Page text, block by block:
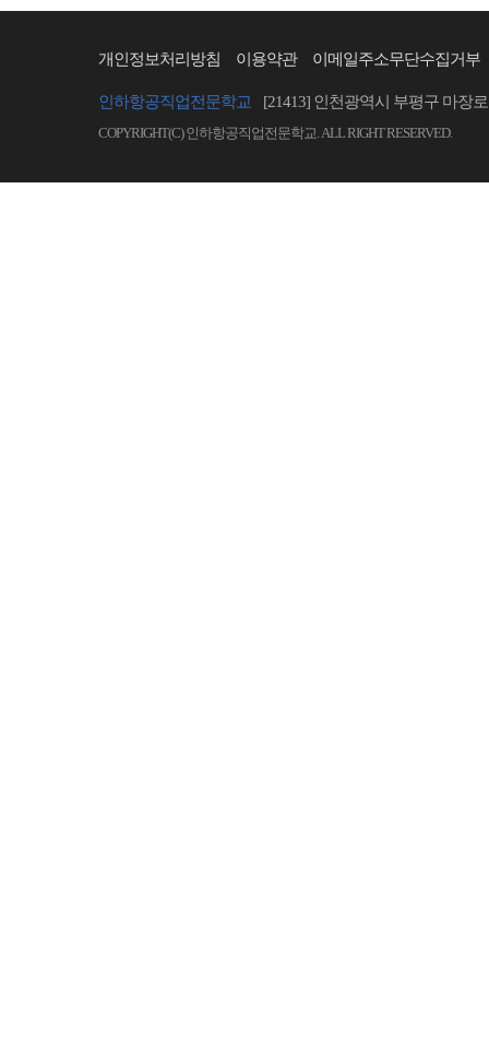
개인정보처리방침 이용약관 이메일주소무단수집거부
인하항공직업전문학교 [21413] 인천광역시 부평구 마장
COPYRIGHT(C) 인하항공직업전문학교. ALL RIGHT RESERVED.